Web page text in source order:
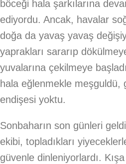
böceği hala şarkılarına
ediyordu. Ancak, havalar
doğa da yavaş yavaş
yaprakları sararıp
yuvalarına çekilmeye
hala eğlenmekle meşguldü,
endişesi yoktu.
Sonbaharın son günleri
ekibi, topladıkları
güvenle dinleniyorlardı.